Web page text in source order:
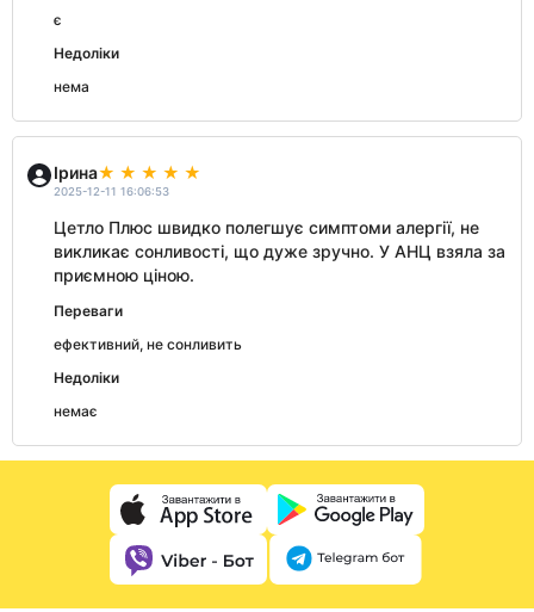
є
Недоліки
нема
Ірина
2025-12-11 16:06:53
Цетло Плюс швидко полегшує симптоми алергії, не
викликає сонливості, що дуже зручно. У АНЦ взяла за
приємною ціною.
Переваги
ефективний, не сонливить
Недоліки
немає